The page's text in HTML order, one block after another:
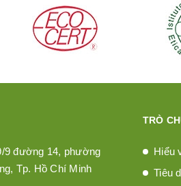
9 đường 14, phường
Tp. Hồ Chí Minh
TRÒ
Hiểu
Tiêu